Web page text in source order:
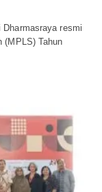
Dharmasraya resmi
(MPLS) Tahun